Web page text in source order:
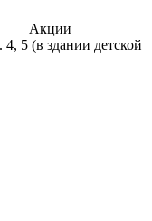
Акции
5 (в здании детской